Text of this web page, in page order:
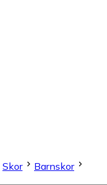
Skor
Barnskor